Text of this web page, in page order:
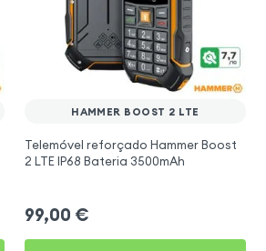
HAMMER BOOST 2 LTE
Telemóvel reforçado Hammer Boost
2 LTE IP68 Bateria 3500mAh
99,00 €